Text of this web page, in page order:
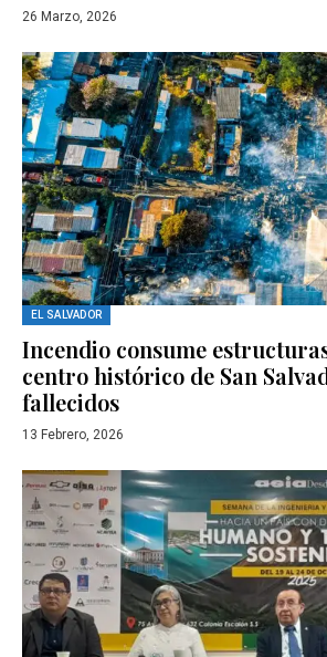
26 Marzo, 2026
EL SALVADOR
Incendio consume
centro histórico de San
fallecidos
13 Febrero, 2026